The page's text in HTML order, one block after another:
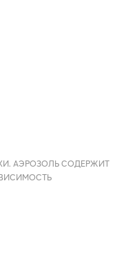
АЭРОЗОЛЬ СОДЕРЖИТ